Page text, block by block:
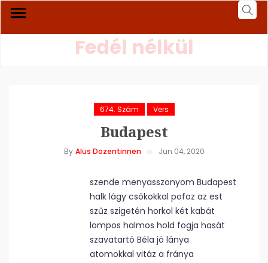
Fedél nélkül
674. Szám Vers
Budapest
By Alus Dozentinnen Jun 04, 2020
szende menyasszonyom Budapest
halk lágy csókokkal pofoz az est
szűz szigetén horkol két kabát
lompos halmos hold fogja hasát
szavatartó Béla jó lánya
atomokkal vitáz a fránya